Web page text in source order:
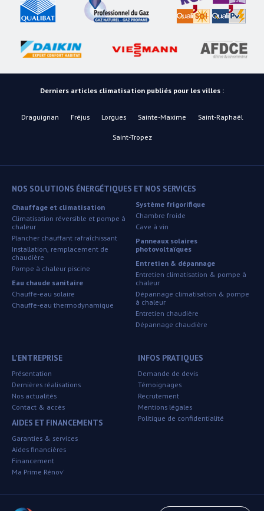
Derniers articles climatisation publiés pour les villes :
Draguignan Fréjus Lorgues Sainte-Maxime Saint-Raphaël
Saint-Tropez
L'ENTREPRISE
Présentation
Dernières réalisations
Nos actualités
Contact & accès
AIDES ET FINANCEMENTS
Garanties & services
Aides financières
Financement
Ma Prime Rénov'
NOS SOLUTIONS ÉNERGÉTIQUES ET NOS SERVICES
Chauffage et climatisation
Climatisation réversible et pompe à
chaleur
Plancher chauffant rafraîchissant
Installation, remplacement de
chaudière
Pompe à chaleur piscine
Eau chaude sanitaire
Chauffe-eau solaire
Chauffe-eau thermodynamique
Système frigorifique
Chambre froide
Cave à vin
Panneaux solaires
photovoltaïques
Entretien & dépannage
Entretien climatisation & pompe à
chaleur
Dépannage climatisation & pompe
à chaleur
Entretien chaudière
Dépannage chaudière
INFOS PRATIQUES
Demande de devis
Témoignages
Recrutement
Mentions légales
Politique de confidentialité